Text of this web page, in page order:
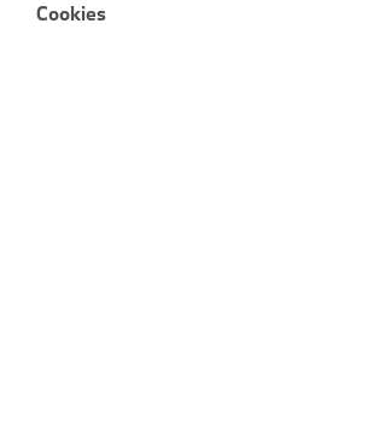
Cookies